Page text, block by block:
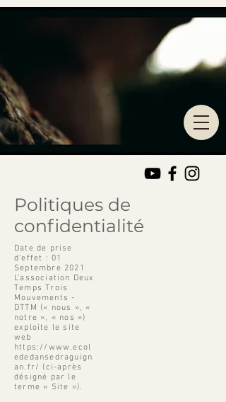
Politiques de
confidentialité
Date de prise
d’effet : 01
Septembre 2021
L’association Deux
Temps Trois
Mouvements -
DTTM (« nous », «
notre », « nos »)
exploite le site
web
https://www.ecol
ededansedraguign
an.fr/ (ci-après
désigné par le
terme « Site »).